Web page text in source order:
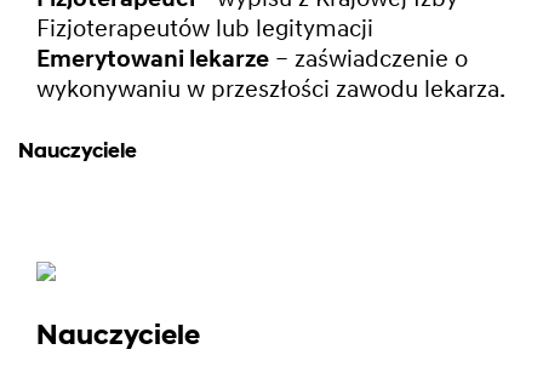
Fizjoterapeutów lub legitymacji
Emerytowani lekarze – zaświadczenie o
wykonywaniu w przeszłości zawodu lekarza.
Nauczyciele
Nauczyciele